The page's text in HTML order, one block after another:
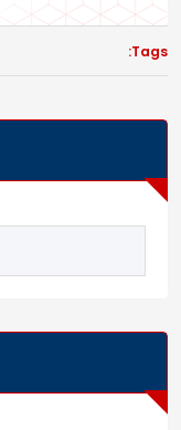
Tags: